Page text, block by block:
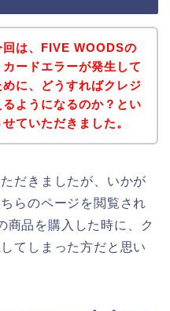
回は、FIVE WOODSの
ードエラーが発生して
に、どうすればクレジ
ようになるのか？とい
ていただきました。
だきましたが、いかが
らのページを閲覧され
商品を購入した時に、ク
てしまった方だと思い